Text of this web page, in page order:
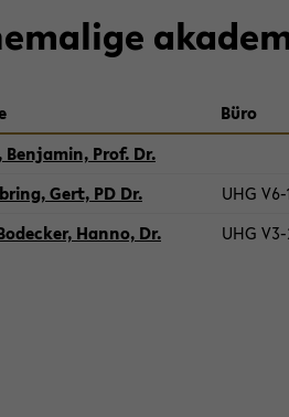
Büro
Ben­ja­min, Prof. Dr.
Gert, PD Dr.
UHG V6-​
Hanno, Dr.
UHG